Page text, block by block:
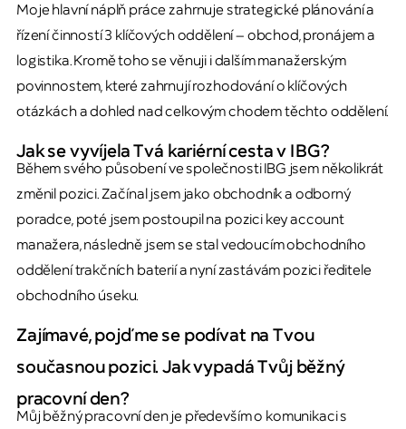
Moje hlavní náplň práce zahrnuje strategické plánování a
řízení činností 3 klíčových oddělení – obchod, pronájem a
logistika. Kromě toho se věnuji i dalším manažerským
povinnostem, které zahrnují rozhodování o klíčových
otázkách a dohled nad celkovým chodem těchto oddělení.
Jak se vyvíjela Tvá kariérní cesta v IBG?
Během svého působení ve společnosti IBG jsem několikrát
změnil pozici. Začínal jsem jako obchodník a odborný
poradce, poté jsem postoupil na pozici key account
manažera, následně jsem se stal vedoucím obchodního
oddělení trakčních baterií a nyní zastávám pozici ředitele
obchodního úseku.
Zajímavé, pojďme se podívat na Tvou
současnou pozici. Jak vypadá Tvůj běžný
pracovní den?
Můj běžný pracovní den je především o komunikaci s